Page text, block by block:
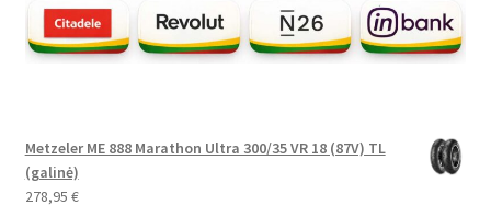
Metzeler ME 888 Marathon Ultra 300/35 VR 18 (87V) TL
(galinė)
278,95 €